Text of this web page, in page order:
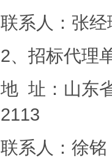
联系人：
2、招标代理
地 址： 山东
2113
联系人：徐